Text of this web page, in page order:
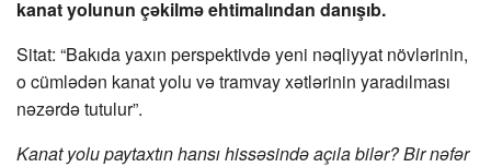
kanat yolunun çəkilmə ehtimalından danışıb.
Sitat: “Bakıda yaxın perspektivdə yeni nəqliyyat növlərinin,
o cümlədən kanat yolu və tramvay xətlərinin yaradılması
nəzərdə tutulur”.
Kanat yolu paytaxtın hansı hissəsində açıla bilər? Bir nəfər